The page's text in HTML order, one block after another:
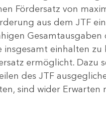
Fördersatz von
aus dem JTF
Gesamtausgaben
einhalten
ermöglicht. Dazu
des JTF
sind wider Erwarten